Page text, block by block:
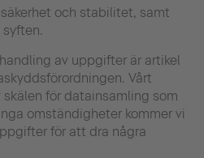
och stabilitet, samt
av uppgifter är artikel
Vårt
för datainsamling som
omständigheter kommer vi
för att dra några